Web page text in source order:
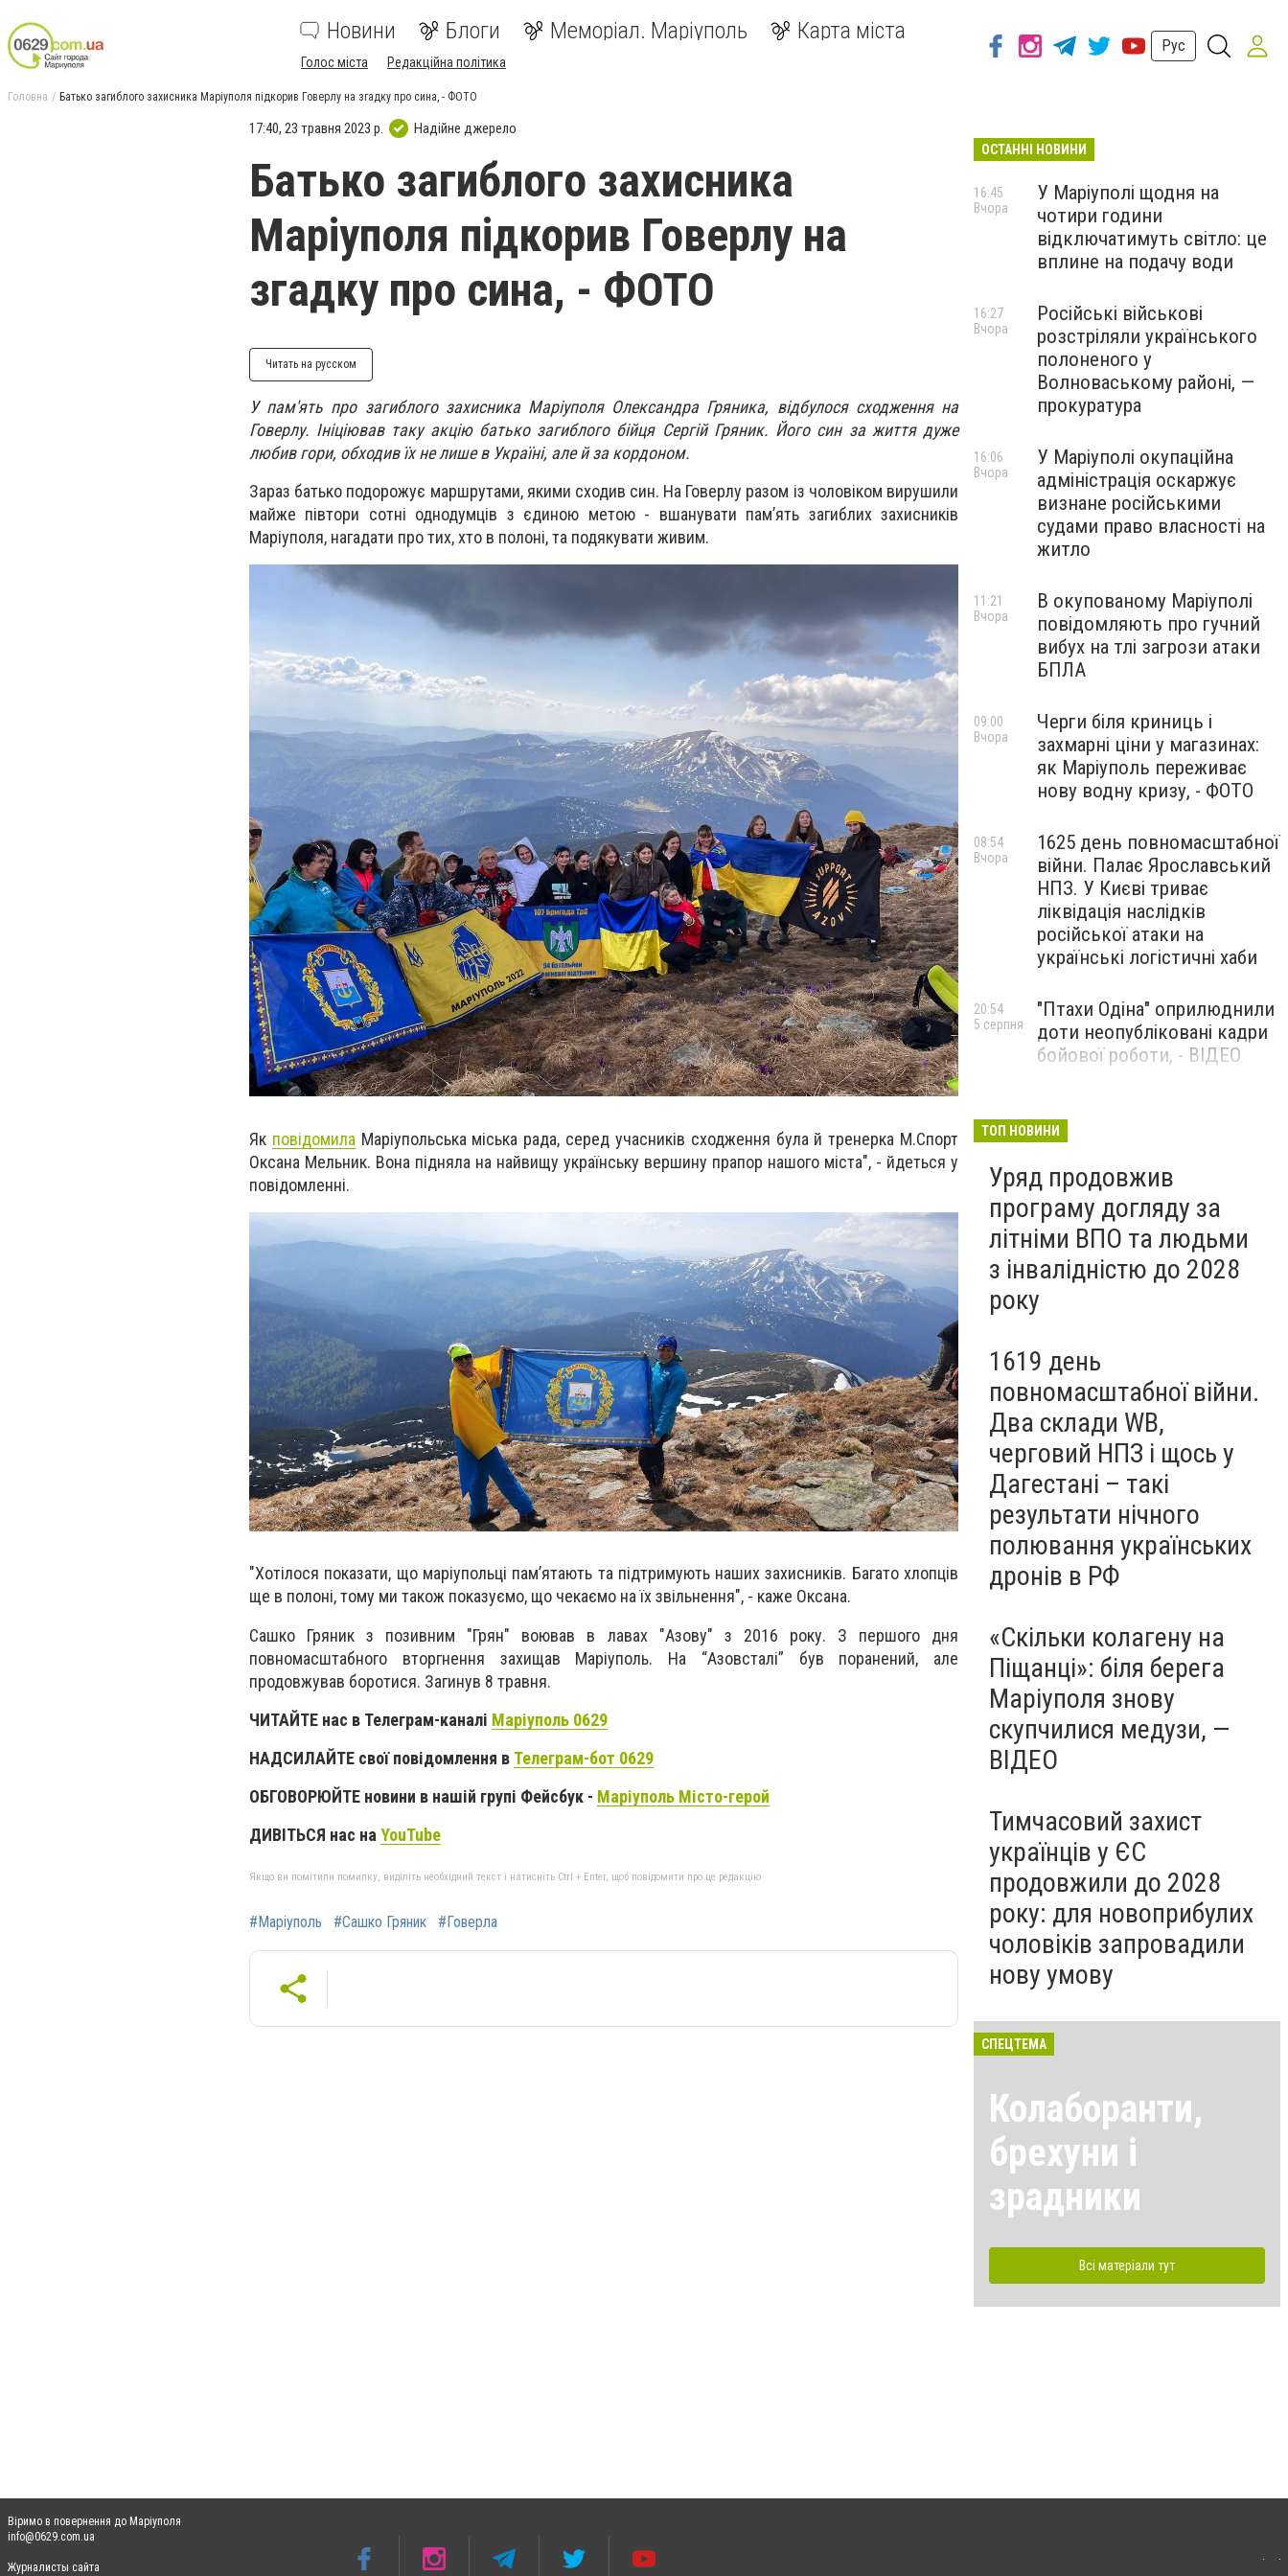
Новини Блоги Меморіал. Маріуполь Карта міста
Голос міста Редакційна політика
Рус
Головна Батько загиблого захисника Маріуполя підкорив Говерлу на згадку про сина, - ФОТО
17:40, 23 травня 2023 р. Надійне джерело
Батько загиблого захисника
Маріуполя підкорив Говерлу на
згадку про сина, - ФОТО
Читать на русском
У пам'ять про загиблого захисника Маріуполя Олександра Гряника, відбулося сходження на
Говерлу. Ініціював таку акцію батько загиблого бійця Сергій Гряник. Його син за життя дуже
любив гори, обходив їх не лише в Україні, але й за кордоном.
Зараз батько подорожує маршрутами, якими сходив син. На Говерлу разом із чоловіком вирушили
майже півтори сотні однодумців з єдиною метою - вшанувати пам’ять загиблих захисників
Маріуполя, нагадати про тих, хто в полоні, та подякувати живим.
Як повідомила Маріупольська міська рада, серед учасників сходження була й тренерка M.Спорт
Оксана Мельник. Вона підняла на найвищу українську вершину прапор нашого міста", - йдеться у
повідомленні.
"Хотілося показати, що маріупольці пам’ятають та підтримують наших захисників. Багато хлопців
ще в полоні, тому ми також показуємо, що чекаємо на їх звільнення", - каже Оксана.
Сашко Гряник з позивним "Грян" воював в лавах "Азову" з 2016 року. З першого дня
повномасштабного вторгнення захищав Маріуполь. На “Азовсталі” був поранений, але
продовжував боротися. Загинув 8 травня.
ЧИТАЙТЕ нас в Телеграм-каналі Маріуполь 0629
НАДСИЛАЙТЕ свої повідомлення в Телеграм-бот 0629
ОБГОВОРЮЙТЕ новини в нашій групі Фейсбук - Маріуполь Місто-герой
ДИВІТЬСЯ нас наYouTube
Якщо ви помітили помилку, виділіть необхідний текст і натисніть Ctrl + Enter, щоб повідомити про це редакцію
#Маріуполь #Сашко Гряник #Говерла
ОСТАННІ НОВИНИ
У Маріуполі щодня на
чотири години
відключатимуть світло: це
вплине на подачу води
16:45
Вчора
Російські військові
розстріляли українського
полоненого у
Волноваському районі, —
прокуратура
16:27
Вчора
У Маріуполі окупаційна
адміністрація оскаржує
визнане російськими
судами право власності на
житло
16:06
Вчора
В окупованому Маріуполі
повідомляють про гучний
вибух на тлі загрози атаки
БПЛА
11:21
Вчора
Черги біля криниць і
захмарні ціни у магазинах:
як Маріуполь переживає
нову водну кризу, - ФОТО
09:00
Вчора
1625 день повномасштабної
війни. Палає Ярославський
НПЗ. У Києві триває
ліквідація наслідків
російської атаки на
українські логістичні хаби
08:54
Вчора
"Птахи Одіна" оприлюднили
доти неопубліковані кадри
бойової роботи, - ВІДЕО
20:54
5 серпня
Бєдняков зіграє тата
новому українському
фільмі, - ФОТО
5 серпня
ТОП НОВИНИ
Уряд продовжив
програму догляду за
літніми ВПО та людьми
з інвалідністю до 2028
року
1619 день
повномасштабної війни.
Два склади WB,
черговий НПЗ і щось у
Дагестані – такі
результати нічного
полювання українських
дронів в РФ
«Скільки колагену на
Піщанці»: біля берега
Маріуполя знову
скупчилися медузи, —
ВІДЕО
Тимчасовий захист
українців у ЄС
продовжили до 2028
року: для новоприбулих
чоловіків запровадили
нову умову
СПЕЦТЕМА
Колаборанти,
брехуни і
зрадники
Всі матеріали тут
Віримо в повернення до Маріуполя
info@0629.com.ua
Журналисты сайта